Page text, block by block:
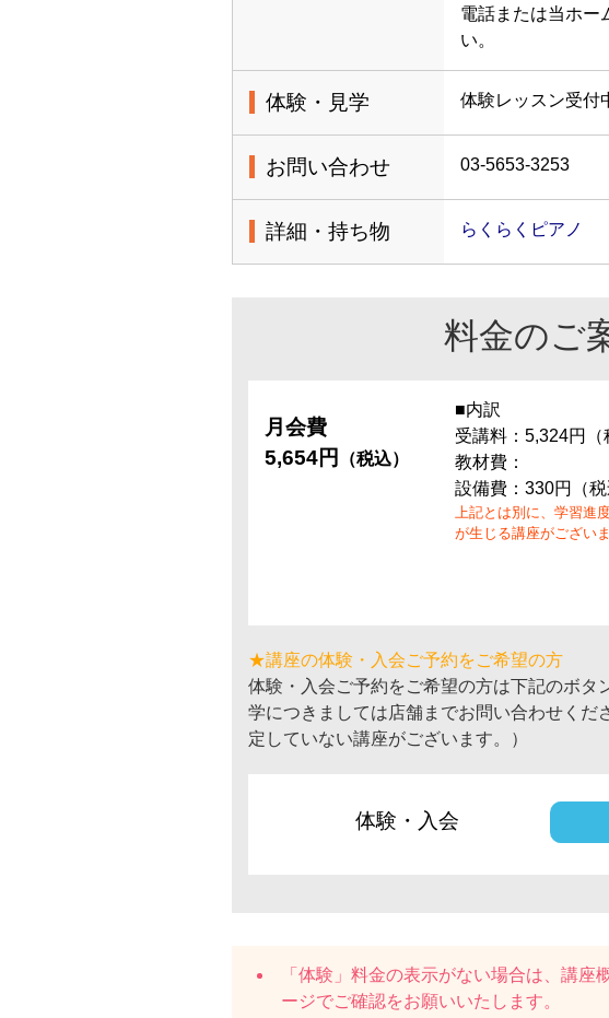
電話または当ホー
い。
体験・見学 体験レッスン受付
お問い合わせ 03-5653-3253
詳細・持ち物 らくらくピアノ
料金のご
月会費
5,654円
（税込）
■内訳
受講料：5,324円（
教材費：
設備費：330円（税
上記とは別に、学習進
が生じる講座がございま
★講座の体験・入会ご予約をご希望の方
体験・入会ご予約をご希望の方は下記のボタ
学につきましては店舗までお問い合わせくだ
定していない講座がございます。）
体験・入会
「体験」料金の表示がない場合は、講座
ージでご確認をお願いいたします。